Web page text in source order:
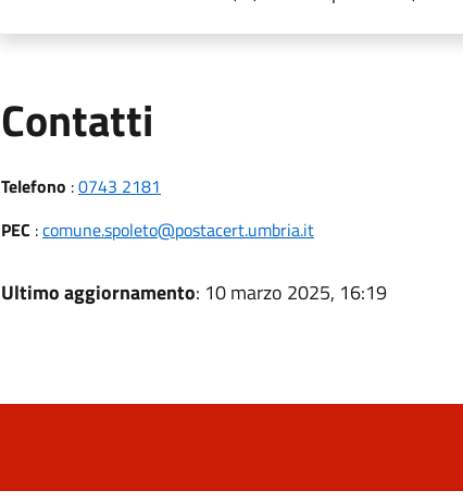
Contatti
Telefono :0743 2181
PEC :comune.spoleto@postacert.umbria.it
Ultimo aggiornamento: 10 marzo 2025, 16:19